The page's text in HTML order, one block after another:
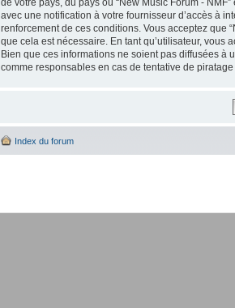
de votre pays, du pays où “New Music Forum -
avec une notification à votre fournisseur d’accès à
renforcement de ces conditions. Vous acceptez que
que cela est nécessaire. En tant qu’utilisateur,
Bien que ces informations ne soient pas diffusées à
comme responsables en cas de tentative de
Index du forum